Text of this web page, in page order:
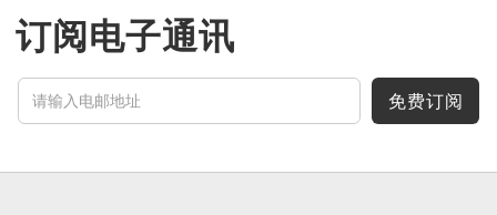
订阅电子通讯
免费订阅